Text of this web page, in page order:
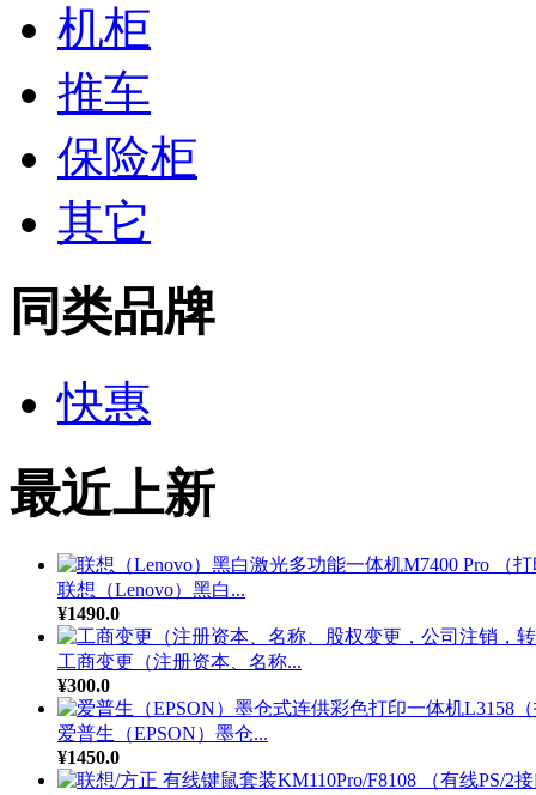
机柜
推车
保险柜
其它
同类品牌
快惠
最近上新
联想（Lenovo）黑白...
¥1490.0
工商变更（注册资本、名称...
¥300.0
爱普生（EPSON）墨仓...
¥1450.0